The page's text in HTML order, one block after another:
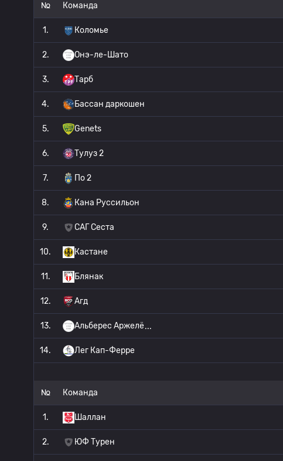
№ Команда
1. Коломье
2. Онэ-ле-Шато
3. Тарб
4. Бассан даркошен
5. Genets
6. Тулуз 2
7. По 2
8. Кана Руссильон
9. САГ Сеста
10. Кастане
11. Блянак
12. Агд
13. Альберес Аржелё
14. Лег Кап-Ферре
№ Команда
1. Шаллан
2. ЮФ Турен